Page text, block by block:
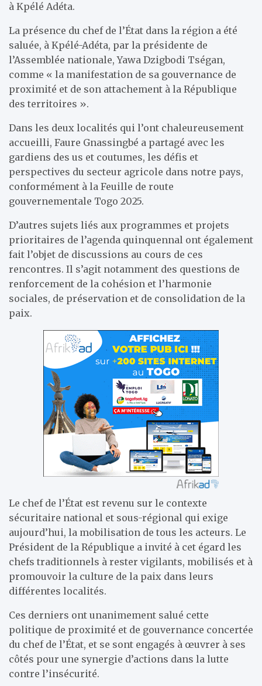
à Kpélé Adéta.
La présence du chef de l’État dans la région a été
saluée, à Kpélé-Adéta, par la présidente de
l’Assemblée nationale, Yawa Dzigbodi Tségan,
comme « la manifestation de sa gouvernance de
proximité et de son attachement à la République
des territoires ».
Dans les deux localités qui l’ont chaleureusement
accueilli, Faure Gnassingbé a partagé avec les
gardiens des us et coutumes, les défis et
perspectives du secteur agricole dans notre pays,
conformément à la Feuille de route
gouvernementale Togo 2025.
D’autres sujets liés aux programmes et projets
prioritaires de l’agenda quinquennal ont également
fait l’objet de discussions au cours de ces
rencontres. Il s’agit notamment des questions de
renforcement de la cohésion et l’harmonie
sociales, de préservation et de consolidation de la
paix.
Le chef de l’État est revenu sur le contexte
sécuritaire national et sous-régional qui exige
aujourd’hui, la mobilisation de tous les acteurs. Le
Président de la République a invité à cet égard les
chefs traditionnels à rester vigilants, mobilisés et à
promouvoir la culture de la paix dans leurs
différentes localités.
Ces derniers ont unanimement salué cette
politique de proximité et de gouvernance concertée
du chef de l’État, et se sont engagés à œuvrer à ses
côtés pour une synergie d’actions dans la lutte
contre l’insécurité.